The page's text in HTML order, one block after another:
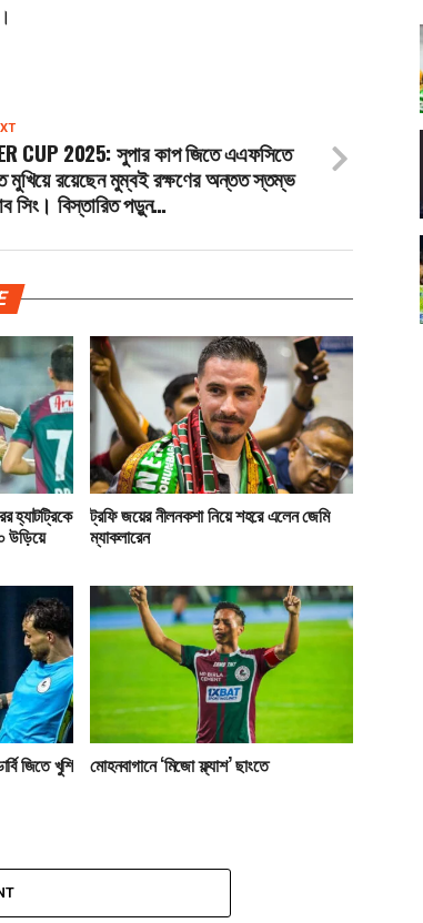
CUP 2025: সুপার কাপ জিতে এএফসিতে
মুখিয়ে রয়েছেন মুম্বই রক্ষণের অন্তত স্তম্ভ
সিং। বিস্তারিত পড়ুন…
হ্যাটট্রিকে
উড়িয়ে
ট্রফি জয়ের নীলনকশা নিয়ে শহরে এলেন জেমি
ম্যাকলারেন
জিতে খুশি মোহনবাগানে ‘মিজো ফ্ল্যাশ’ ছাংতে